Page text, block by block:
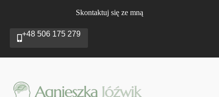
Skontaktuj się ze mną
+48 506 175 279